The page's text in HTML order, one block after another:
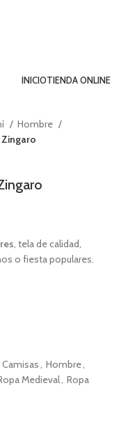
INICIOTIENDA ONLINE
Hombre
, tela de calidad,
o fiesta populares.
Camisas Hombre
Medieval Ropa